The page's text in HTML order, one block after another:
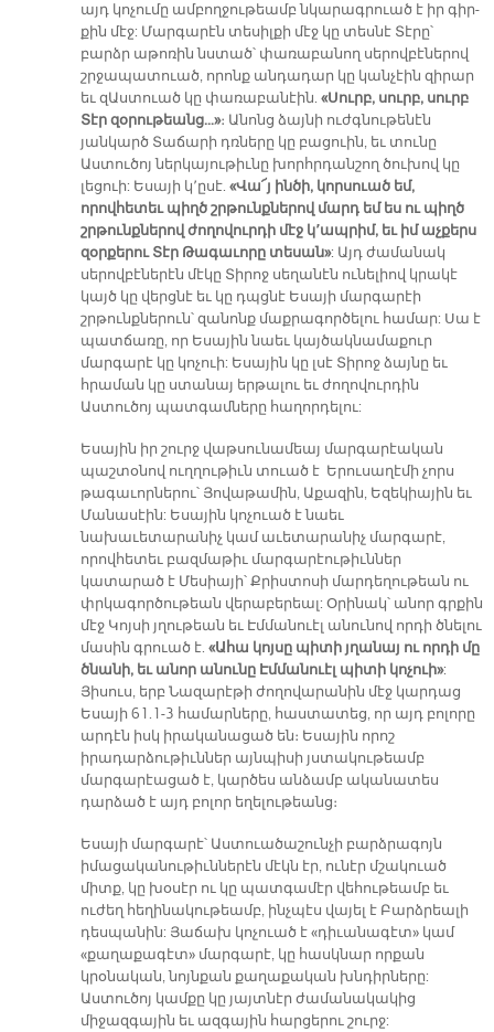
այդ կոչումը ամբողջութեամբ նկարագրուած է իր գիր-
քին մէջ: Մարգարէն տեսիլքի մէջ կը տեսնէ Տէրը՝
բարձր աթոռին նստած՝ փառաբանող սերովբէներով
շրջապատուած, որոնք անդադար կը կանչէին զիրար
եւ զԱստուած կը փառաբանէին. «Սուրբ, սուրբ, սուրբ
Տէր զօրութեանց…»։ Անոնց ձայնի ուժգնութենէն
յանկարծ Տաճարի դռները կը բացուին, եւ տունը
Աստուծոյ ներկայութիւնը խորհրդանշող ծուխով կը
լեցուի: Եսայի կ՚ըսէ. «Վա՜յ ինծի, կորսուած եմ,
որովհետեւ պիղծ շրթունքներով մարդ եմ ես ու պիղծ
շրթունքներով ժողովուրդի մէջ կ՚ապրիմ, եւ իմ աչքերս
զօրքերու Տէր Թագաւորը տեսան»: Այդ ժամանակ
սերովբէներէն մէկը Տիրոջ սեղանէն ունելիով կրակէ
կայծ կը վերցնէ եւ կը դպցնէ Եսայի մարգարէի
շրթունքներուն՝ զանոնք մաքրագործելու համար: Սա է
պատճառը, որ Եսային նաեւ կայծակնամաքուր
մարգարէ կը կոչուի: Եսային կը լսէ Տիրոջ ձայնը եւ
հրաման կը ստանայ երթալու եւ ժողովուրդին
Աստուծոյ պատգամները հաղորդելու:
Եսային իր շուրջ վաթսունամեայ մարգարէական
պաշտօնով ուղղութիւն տուած է Երուսաղէմի չորս
թագաւորներու՝ Յովաթամին, Աքազին, Եզեկիային եւ
Մանասէին: Եսային կոչուած է նաեւ
նախաւետարանիչ կամ աւետարանիչ մարգարէ,
որովհետեւ բազմաթիւ մարգարէութիւններ
կատարած է Մեսիայի՝ Քրիստոսի մարդեղութեան ու
փրկագործութեան վերաբերեալ: Օրինակ՝ անոր գրքին
մէջ Կոյսի յղութեան եւ Էմմանուէլ անունով որդի ծնելու
մասին գրուած է. «Ահա կոյսը պիտի յղանայ ու որդի մը
ծնանի, եւ անոր անունը Էմմանուէլ պիտի կոչուի»:
Յիսուս, երբ Նազարէթի ժողովարանին մէջ կարդաց
Եսայի 61.1-3 համարները, հաստատեց, որ այդ բոլորը
արդէն իսկ իրականացած են։ Եսային որոշ
իրադարձութիւններ այնպիսի յստակութեամբ
մարգարէացած է, կարծես անձամբ ականատես
դարձած է այդ բոլոր եղելութեանց։
Եսայի մարգարէ՝ Աստուածաշունչի բարձրագոյն
իմացականութիւններէն մէկն էր, ունէր մշակուած
միտք, կը խօսէր ու կը պատգամէր վեհութեամբ եւ
ուժեղ հեղինակութեամբ, ինչպէս վայել է Բարձրեալի
դեսպանին: Յաճախ կոչուած է «դիւանագէտ» կամ
«քաղաքագէտ» մարգարէ, կը հասկնար որքան
կրօնական, նոյնքան քաղաքական խնդիրները:
Աստուծոյ կամքը կը յայտնէր ժամանակակից
միջազգային եւ ազգային հարցերու շուրջ: